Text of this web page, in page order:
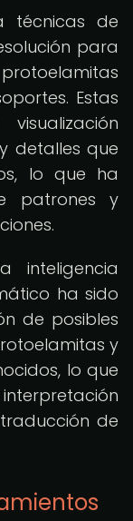
técnicas de
para
Estas
detalles que
lo que ha
patrones y
inteligencia
ha sido
de posibles
y
lo que
de